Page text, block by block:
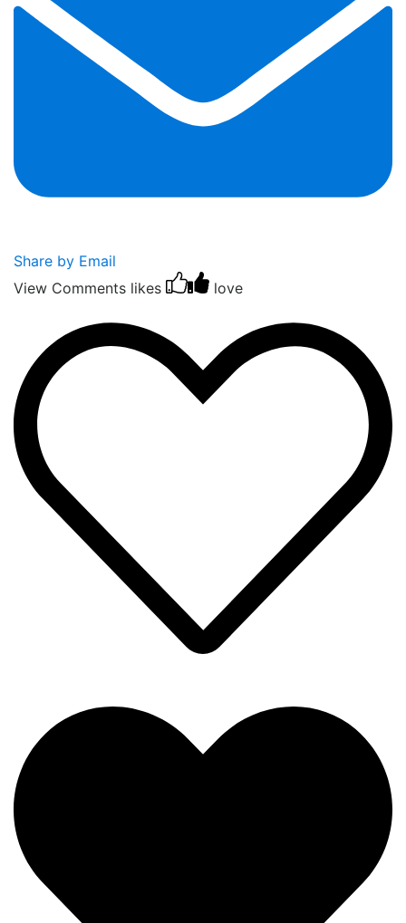
Share by Email
View Comments likes love